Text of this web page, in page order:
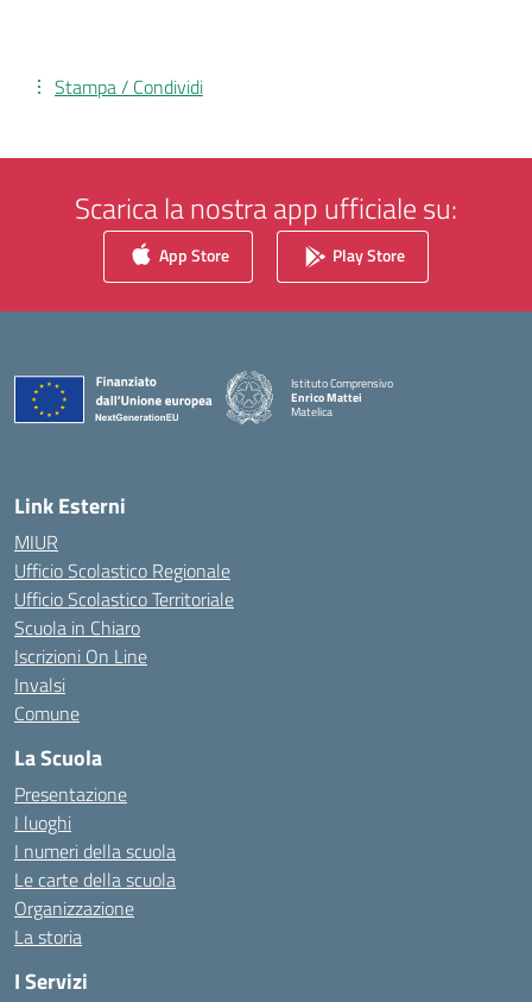
Stampa / Condividi
Scarica la nostra app ufficiale su:
App Store Play Store
Istituto Comprensivo
Enrico Mattei
Matelica
Link Esterni
MIUR
Ufficio Scolastico Regionale
Ufficio Scolastico Territoriale
Scuola in Chiaro
Iscrizioni On Line
Invalsi
Comune
La Scuola
Presentazione
I luoghi
I numeri della scuola
Le carte della scuola
Organizzazione
La storia
I Servizi